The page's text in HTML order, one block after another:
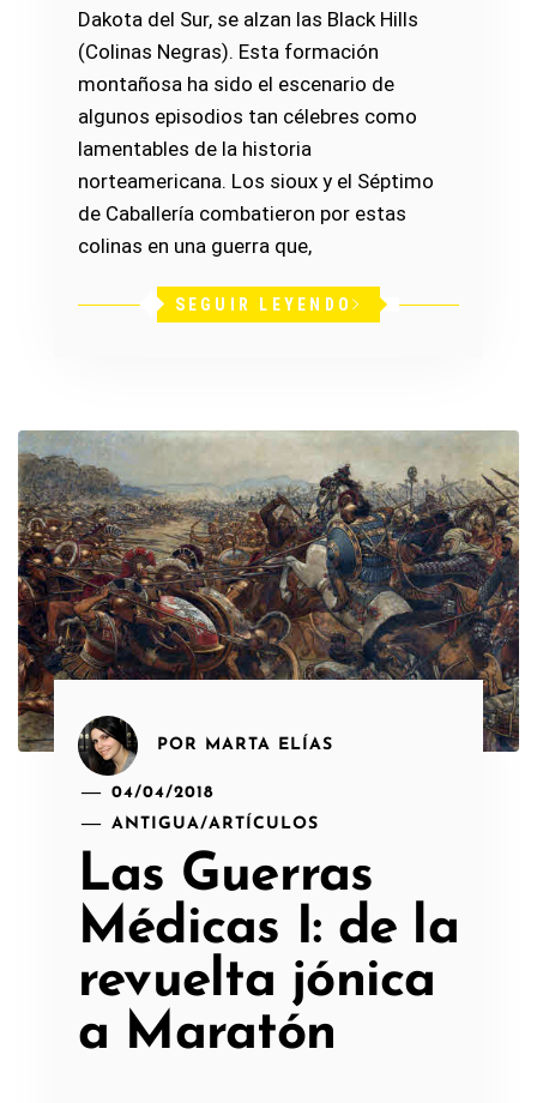
Dakota del Sur, se alzan las Black Hills
(Colinas Negras). Esta formación
montañosa ha sido el escenario de
algunos episodios tan célebres como
lamentables de la historia
norteamericana. Los sioux y el Séptimo
de Caballería combatieron por estas
colinas en una guerra que,
SEGUIR LEYENDO
POR MARTA ELÍAS
04/04/2018
ANTIGUA/ARTÍCULOS
Las Guerras
Médicas I: de la
revuelta jónica
a Maratón